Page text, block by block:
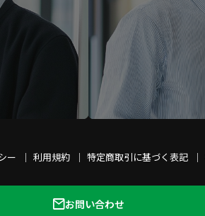
ー 利用規約 特定商取引に基づく表記
お問い合わせ